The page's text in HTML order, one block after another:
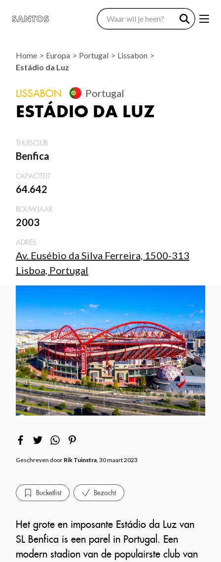
Home Europa Portugal
Lissabon
Estádio da Luz
LISSABON Portugal
ESTÁDIO DA LUZ
THUISCLUB
Benfica
CAPACITEIT
64.642
BOUWJAAR
2003
ADRES
Av. Eusébio da Silva Ferreira, 1500-313
Lisboa, Portugal
Geschreven door Rik Tuinstra, 30 maart 2023
Bucketlist Bezocht
Het grote en imposante Estádio da Luz van
SL Benfica is een parel in Portugal. Een
modern stadion van de populairste club van